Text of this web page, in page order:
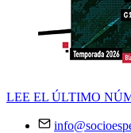
LEE EL ÚLTIMO